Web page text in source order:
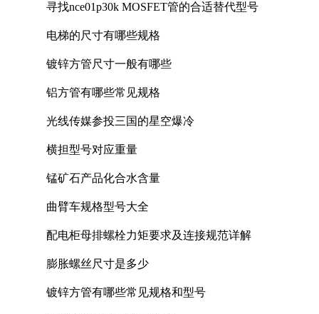
寻找nce01p30k MOSFET管的合适替代型号
电梯的尺寸有哪些规格
镀锌方管尺寸一般有哪些
铝方管有哪些常见规格
光线传媒参投三国的星空爆冷
横担型号对应重量
锰矿石产品化合水含量
曲臂车规格型号大全
配电柜母排螺栓力矩要求及连接规范详解
膨胀螺丝尺寸是多少
镀锌方管有哪些常见规格和型号